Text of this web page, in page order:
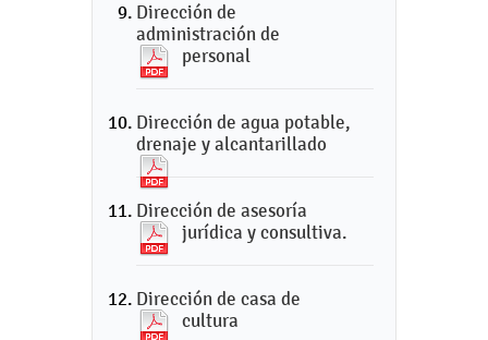
Dirección de
administración de
personal
Dirección de agua potable,
drenaje y alcantarillado
Dirección de asesoría
jurídica y consultiva.
Dirección de casa de
cultura